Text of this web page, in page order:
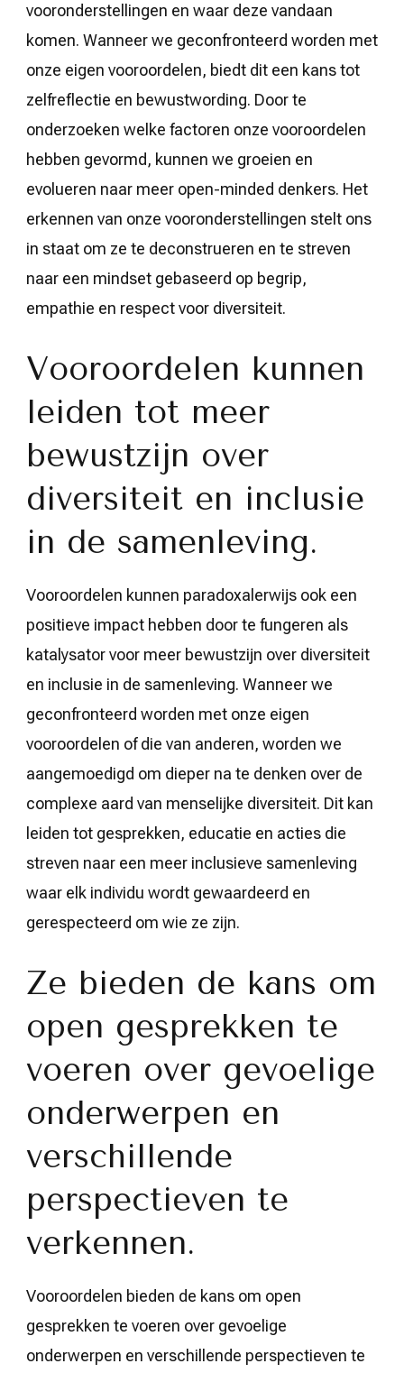
vooronderstellingen en waar deze vandaan
komen. Wanneer we geconfronteerd worden met
onze eigen vooroordelen, biedt dit een kans tot
zelfreflectie en bewustwording. Door te
onderzoeken welke factoren onze vooroordelen
hebben gevormd, kunnen we groeien en
evolueren naar meer open-minded denkers. Het
erkennen van onze vooronderstellingen stelt ons
in staat om ze te deconstrueren en te streven
naar een mindset gebaseerd op begrip,
empathie en respect voor diversiteit.
Vooroordelen kunnen
leiden tot meer
bewustzijn over
diversiteit en inclusie
in de samenleving.
Vooroordelen kunnen paradoxalerwijs ook een
positieve impact hebben door te fungeren als
katalysator voor meer bewustzijn over diversiteit
en inclusie in de samenleving. Wanneer we
geconfronteerd worden met onze eigen
vooroordelen of die van anderen, worden we
aangemoedigd om dieper na te denken over de
complexe aard van menselijke diversiteit. Dit kan
leiden tot gesprekken, educatie en acties die
streven naar een meer inclusieve samenleving
waar elk individu wordt gewaardeerd en
gerespecteerd om wie ze zijn.
Ze bieden de kans om
open gesprekken te
voeren over gevoelige
onderwerpen en
verschillende
perspectieven te
verkennen.
Vooroordelen bieden de kans om open
gesprekken te voeren over gevoelige
onderwerpen en verschillende perspectieven te